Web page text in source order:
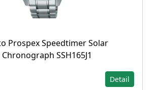
Prospex Speedtimer Solar
Chronograph SSH165J1
Detail